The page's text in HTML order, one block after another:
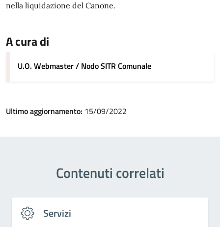
nella liquidazione del Canone.
A cura di
U.O. Webmaster / Nodo SITR Comunale
Ultimo aggiornamento: 15/09/2022
Contenuti correlati
Servizi